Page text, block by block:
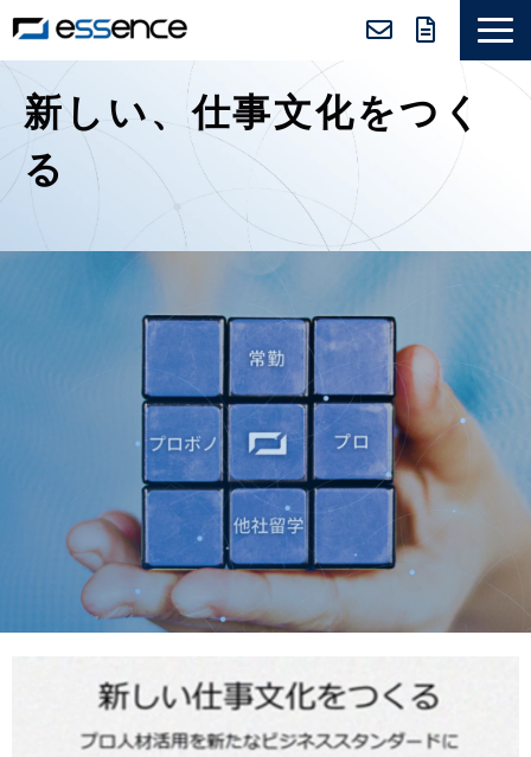
ニュース＆トピックス
会社紹介
導入事例
新しい、仕事文化をつく
る